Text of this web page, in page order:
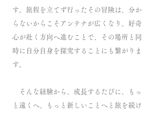
す。旅程を立てず行ったその冒険は、分か
らないからこそアンテナが広くなり、好奇
心が赴く方向へ進むことで、その場所と同
時に自分自身を探究することにも繋がりま
す。
そんな経験から、成長するたびに、もっ
と遠くへ、もっと新しいことへと旅を続け